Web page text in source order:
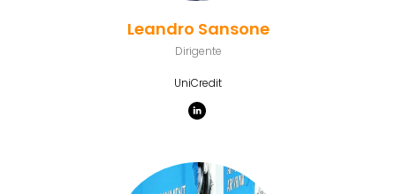
Leandro Sansone
Dirigente
UniCredit